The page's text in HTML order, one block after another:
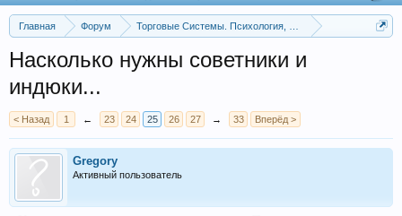
Главная Форум
Торговые Системы. Психология, Инструменты анализа
Насколько нужны советники и
индюки...
< Назад 1 ← 23 24 25 26 27 → 33 Вперёд >
Gregory
Активный пользователь